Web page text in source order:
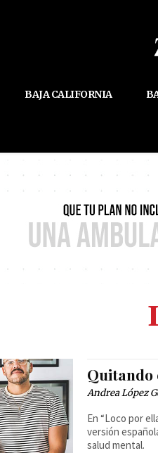
BAJA CALIFORNIA
Quitando
Andrea López
En “Loco por
versión
salud mental.